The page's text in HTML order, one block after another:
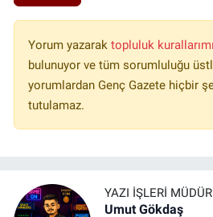
Yorum yazarak topluluk
bulunuyor ve tüm sorumluluğu
yorumlardan Genç Gazete hiçbir
tutulamaz.
YAZI İŞLERI
Umut Gökdaş